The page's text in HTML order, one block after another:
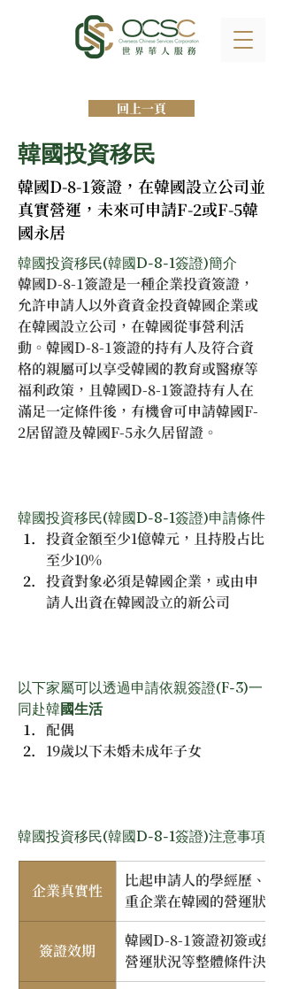
回上一頁
韓國投資移民
韓國D-8-1簽證，在韓國設立公司並
真實營運，未來可申請F-2或F-5韓
國永居
韓國投資移民(韓國D-8-1簽證)簡介
韓國D-8-1簽證是一種企業投資簽證，
允許申請人以外資資金投資韓國企業或
在韓國設立公司，在韓國從事營利活
動。韓國D-8-1簽證的持有人及符合資
格的親屬可以享受韓國的教育或醫療等
福利政策，且韓國D-8-1簽證持有人在
滿足一定條件後，有機會可申請韓國F-
2居留證及韓國F-5永久居留證。
韓國投資移民(韓國D-8-1簽證)申請條件
投資金額至少1億韓元，且持股占比
至少10%
投資對象必須是韓國企業，或由申
請人出資在韓國設立的新公司
以下家屬可以透過申請依親簽證(F-3)一
同赴韓國生活
配偶
19歲以下未婚未成年子女
韓國投資移民(韓國D-8-1簽證)注意事項
企業真實性
比起申請人的學經歷、
重企業在韓國的營運狀
簽證效期
韓國D-8-1簽證初簽或續
營運狀況等整體條件決定